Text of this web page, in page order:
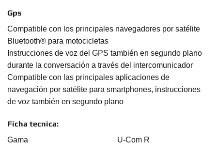
Gps
Compatible con los principales navegadores por satélite
Bluetooth® para motocicletas
Instrucciones de voz del GPS también en segundo plano
durante la conversación a través del intercomunicador
Compatible con las principales aplicaciones de
navegación por satélite para smartphones, instrucciones
de voz también en segundo plano
Ficha tecnica:
Gama U-Com R